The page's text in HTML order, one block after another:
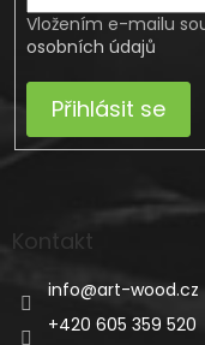
Vložením e-mailu
osobních údajů
Přihlásit se
Kontakt
info@art-wood.cz
+420 605 359 520